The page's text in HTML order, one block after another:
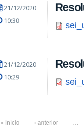
21/12/2020
10:30
21/12/2020
10:29
« início ‹ anterior